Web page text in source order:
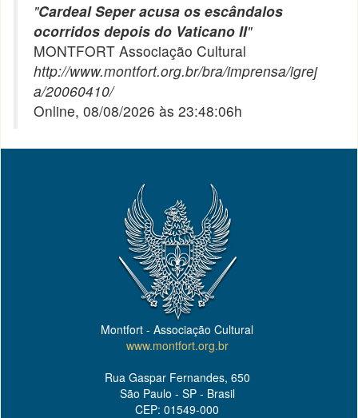
"Cardeal Seper acusa os escândalos
ocorridos depois do Vaticano II"
MONTFORT Associação Cultural
http://www.montfort.org.br/bra/imprensa/igrej
a/20060410/
Online, 08/08/2026 às 23:48:06h
Montfort - Associação Cultural
www.montfort.org.br
Rua Gaspar Fernandes, 650
São Paulo - SP - Brasil
CEP: 01549-000